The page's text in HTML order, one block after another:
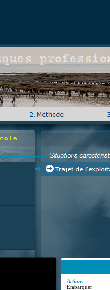
Actions
Embarquer
Risques